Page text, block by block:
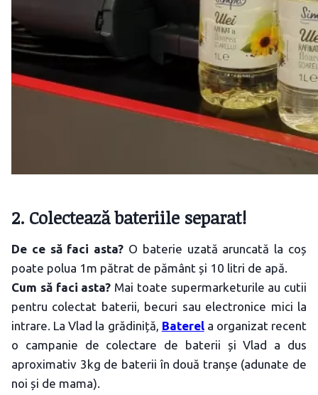
2. Colectează bateriile separat!
De ce să faci asta? O baterie uzată aruncată la coș
poate polua 1m pătrat de pământ și 10 litri de apă.
Cum să faci asta? Mai toate supermarketurile au cutii
pentru colectat baterii, becuri sau electronice mici la
intrare. La Vlad la grădiniță, Baterela organizat recent
o campanie de colectare de baterii și Vlad a dus
aproximativ 3kg de baterii în două tranșe (adunate de
noi și de mama).